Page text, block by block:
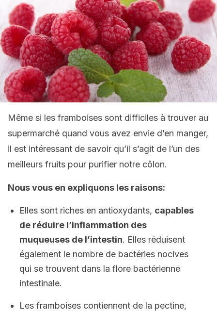
Même si les framboises sont difficiles à trouver au
supermarché quand vous avez envie d’en manger,
il est intéressant de savoir qu’il s’agit de l’un des
meilleurs fruits pour purifier notre côlon.
Nous vous en expliquons les raisons:
Elles sont riches en antioxydants, capables
de réduire l’inflammation des
muqueuses de l’intestin. Elles réduisent
également le nombre de bactéries nocives
qui se trouvent dans la flore bactérienne
intestinale.
Les framboises contiennent de la pectine,